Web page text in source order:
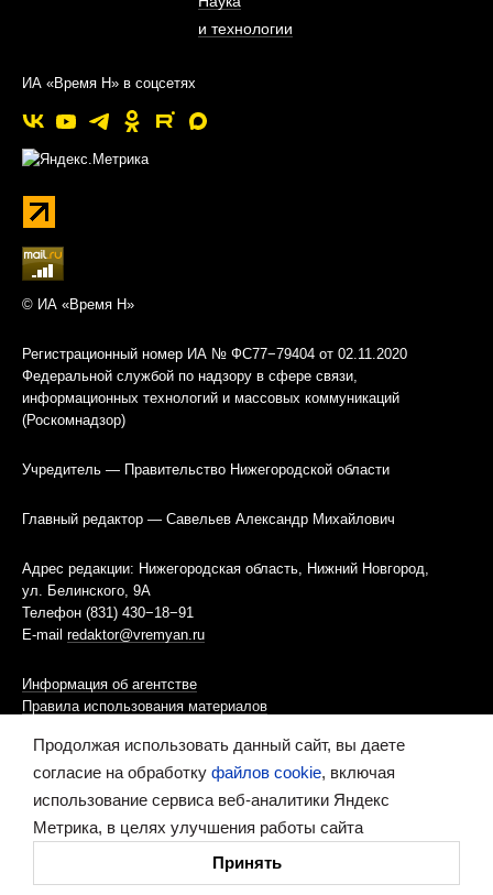
и технологии
ИА «Время Н» в соцсетях
© ИА «Время Н»
Регистрационный номер ИА № ФС77−79404 от 02.11.2020
Федеральной службой по надзору в сфере связи,
информационных технологий и массовых коммуникаций
(Роскомнадзор)
Учредитель — Правительство Нижегородской области
Главный редактор — Савельев Александр Михайлович
Адрес редакции: Нижегородская область, Нижний Новгород,
ул. Белинского, 9А
Телефон (831) 430−18−91
E-mail redaktor@vremyan.ru
Информация об агентстве
Правила использования материалов
Информационная политика использования «cookies»-файлов
Ресурс содержит материалы 16+
Продолжая использовать данный сайт, вы даете
согласие на обработку файлов cookie, включая
использование сервиса веб-аналитики Яндекс
Метрика, в целях улучшения работы сайта
Принять